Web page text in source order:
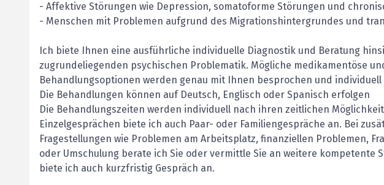
- Affektive Störungen wie Depression, somatoforme Störungen und
- Menschen mit Problemen aufgrund des Migrationshintergrundes und
Ich biete Ihnen eine ausführliche individuelle Diagnostik und Beratung
zugrundeliegenden psychischen Problematik. Mögliche medikamentöse
Behandlungsoptionen werden genau mit Ihnen besprochen und individuell
Die Behandlungen können auf Deutsch, Englisch oder Spanisch erfolgen
Die Behandlungszeiten werden individuell nach ihren zeitlichen
Einzelgesprächen biete ich auch Paar- oder Familiengespräche an. Bei
Fragestellungen wie Problemen am Arbeitsplatz, finanziellen Problemen,
oder Umschulung berate ich Sie oder vermittle Sie an weitere kompetente
biete ich auch kurzfristig Gespräch an.